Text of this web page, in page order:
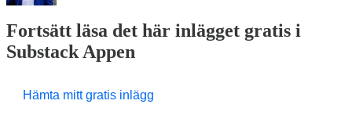
Fortsätt läsa det här inlägget gratis i
Substack Appen
Hämta mitt gratis inlägg